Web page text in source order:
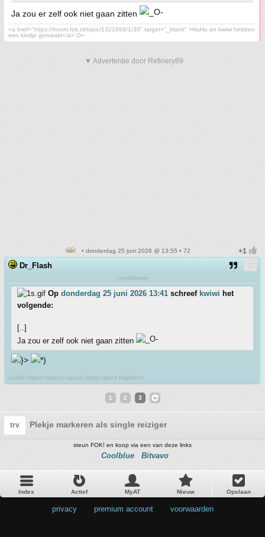
Ja zou er zelf ook niet gaan zitten
<a href="https://forum.fok.nl/topic/1321859/1/30" target="_blank" >HuHu en kwiwi hebben
een kindje gemaakt</a> O+
▼ Advertentie door Refinery89
• donderdag 25 juni 2026 @ 13:55 • 72
Dr_Flash
CoinMeister
Op donderdag 25 juni 2026 13:41 schreef kwiwi het
volgende:
[..]
Ja zou er zelf ook niet gaan zitten
Salivili hipput tupput tapput äppyt tipput hilijalleen
1 2 3
trv Plekje markeren als single reiziger
steun FOK! en koop via een van deze links
Coolblue Bitvavo
Index Actief MyAT Nieuw Opslaan
privacy premium account voorwaarden